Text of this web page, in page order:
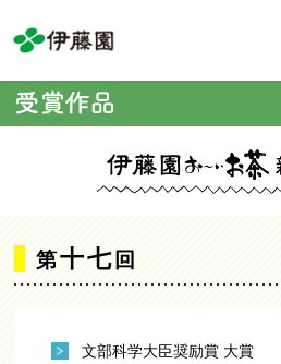
第十七 回
文部科学大臣奨励賞 大賞